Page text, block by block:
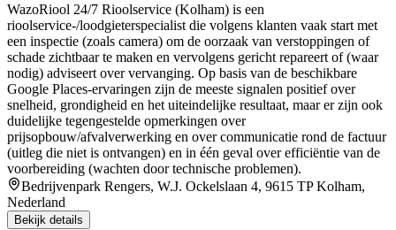
WazoRiool 24/7 Rioolservice (Kolham) is een
rioolservice-/loodgieterspecialist die volgens klanten vaak start met
een inspectie (zoals camera) om de oorzaak van verstoppingen of
schade zichtbaar te maken en vervolgens gericht repareert of (waar
nodig) adviseert over vervanging. Op basis van de beschikbare
Google Places-ervaringen zijn de meeste signalen positief over
snelheid, grondigheid en het uiteindelijke resultaat, maar er zijn ook
duidelijke tegengestelde opmerkingen over
prijsopbouw/afvalverwerking en over communicatie rond de factuur
(uitleg die niet is ontvangen) en in één geval over efficiëntie van de
voorbereiding (wachten door technische problemen).
Bedrijvenpark Rengers, W.J. Ockelslaan 4, 9615 TP Kolham,
Nederland
Bekijk details